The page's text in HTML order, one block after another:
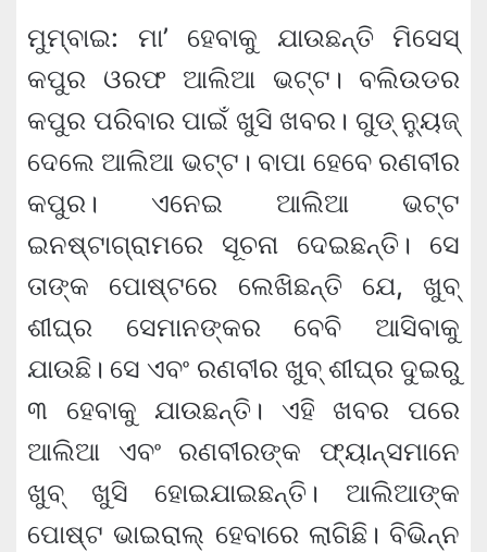
ମୁମ୍ବାଇ: ମା’ ହେବାକୁ ଯାଉଛନ୍ତି ମିସେସ୍‌
କପୁର ଓରଫ ଆଲିଆ ଭଟ୍ଟ। ବଲିଉଡର
କପୁର ପରିବାର ପାଇଁ ଖୁସି ଖବର। ଗୁଡ୍ ନ୍ୟୁଜ୍
ଦେଲେ ଆଲିଆ ଭଟ୍ଟ। ବାପା ହେବେ ରଣବୀର
କପୁର। ଏନେଇ ଆଲିଆ ଭଟ୍ଟ
ଇନଷ୍ଟାଗ୍ରାମରେ ସୂଚନା ଦେଇଛନ୍ତି। ସେ
ତାଙ୍କ ପୋଷ୍ଟରେ ଲେଖିଛନ୍ତି ଯେ, ଖୁବ୍
ଶୀଘ୍ର ସେମାନଙ୍କର ବେବି ଆସିବାକୁ
ଯାଉଛି। ସେ ଏବଂ ରଣବୀର ଖୁବ୍‌ ଶୀଘ୍ର ଦୁଇରୁ
୩ ହେବାକୁ ଯାଉଛନ୍ତି। ଏହି ଖବର ପରେ
ଆଲିଆ ଏବଂ ରଣବୀରଙ୍କ ଫ୍ୟାନ୍ସମାନେ
ଖୁବ୍ ଖୁସି ହୋଇଯାଇଛନ୍ତି। ଆଲିଆଙ୍କ
ପୋଷ୍ଟ ଭାଇରାଲ୍ ହେବାରେ ଲାଗିଛି। ବିଭିନ୍ନ